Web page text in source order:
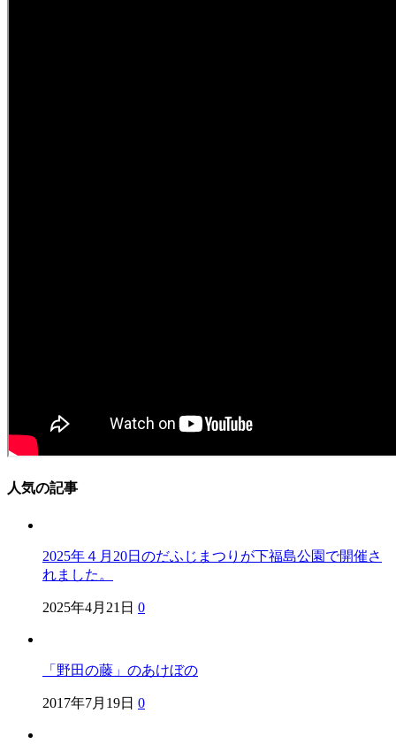
人気の記事
2025年４月20日のだふじまつりが下福島公園で開催さ
れました。
2025年4月21日 0
「野田の藤」のあけぼの
2017年7月19日 0